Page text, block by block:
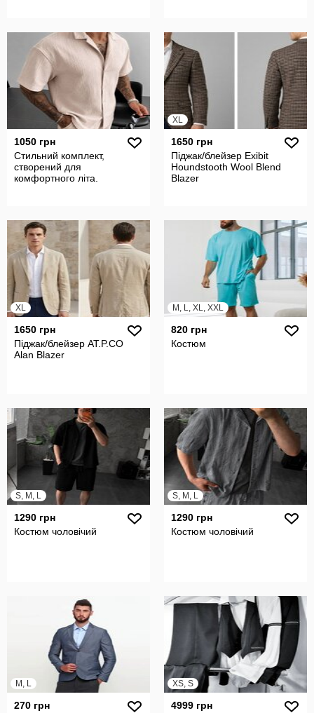
1050 грн
Стильний комплект,
створений для
комфортного літа.
XL
1650 грн
Піджак/блейзер Exibit
Houndstooth Wool Blend
Blazer
XL
1650 грн
Піджак/блейзер AT.P.CO
Alan Blazer
M, L, XL, XXL
820 грн
Костюм
S, M, L
1290 грн
Костюм чоловічий
S, M, L
1290 грн
Костюм чоловічий
M, L
270 грн
XS, S
4999 грн